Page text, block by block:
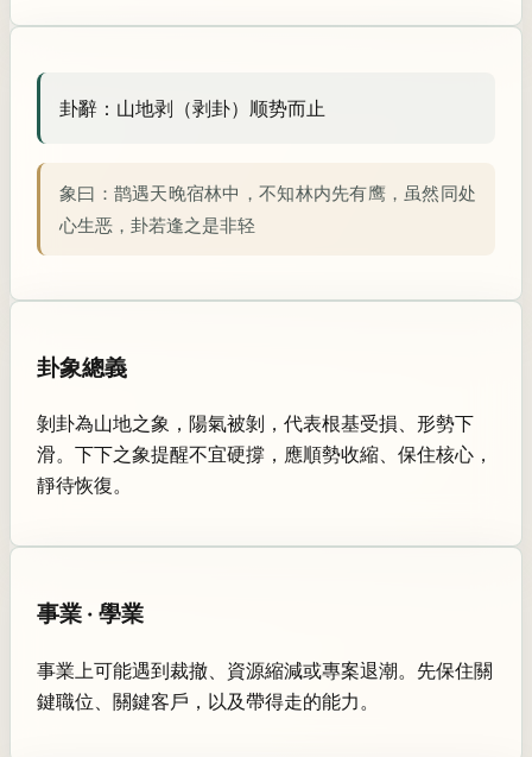
卦辭： 山地剥（剥卦）顺势而止
象曰： 鹊遇天晚宿林中，不知林内先有鹰，虽然同处
心生恶，卦若逢之是非轻
卦象總義
剝卦為山地之象，陽氣被剝，代表根基受損、形勢下
滑。下下之象提醒不宜硬撐，應順勢收縮、保住核心，
靜待恢復。
事業 · 學業
事業上可能遇到裁撤、資源縮減或專案退潮。先保住關
鍵職位、關鍵客戶，以及帶得走的能力。